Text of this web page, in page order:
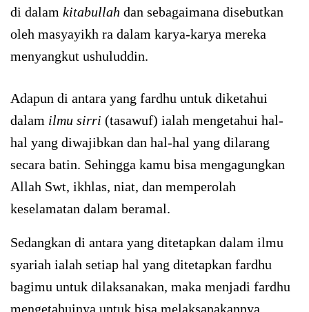
di dalam kitabullah dan sebagaimana disebutkan
oleh masyayikh ra dalam karya-karya mereka
menyangkut ushuluddin.
Adapun di antara yang fardhu untuk diketahui
dalam ilmu sirri (tasawuf) ialah mengetahui hal-
hal yang diwajibkan dan hal-hal yang dilarang
secara batin. Sehingga kamu bisa mengagungkan
Allah Swt, ikhlas, niat, dan memperolah
keselamatan dalam beramal.
Sedangkan di antara yang ditetapkan dalam ilmu
syariah ialah setiap hal yang ditetapkan fardhu
bagimu untuk dilaksanakan, maka menjadi fardhu
mengetahuinya untuk bisa melaksanakannya.